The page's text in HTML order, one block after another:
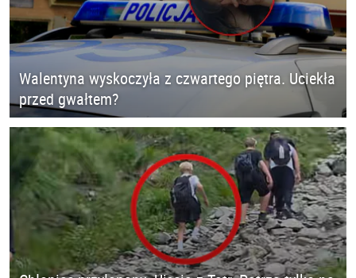
Walentyna wyskoczyła z czwartego piętra. Uciekła
przed gwałtem?